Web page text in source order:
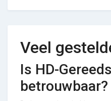
Veel
Is HD-
betrouwbaar?